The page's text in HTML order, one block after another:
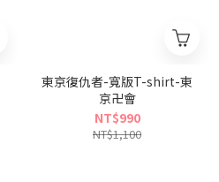
東京復仇者-寬版T-shirt-東
京卍會
NT$990
NT$1,100